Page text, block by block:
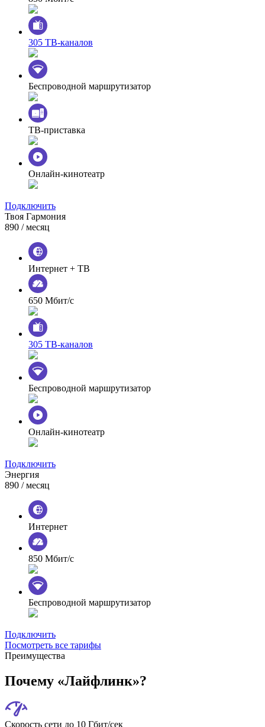
305 ТВ-каналов
Беспроводной маршрутизатор
ТВ-приставка
Онлайн-кинотеатр
Подключить
Твоя Гармония
890 / месяц
Интернет + ТВ
650 Мбит/с
305 ТВ-каналов
Беспроводной маршрутизатор
Онлайн-кинотеатр
Подключить
Энергия
890 / месяц
Интернет
850 Мбит/с
Беспроводной маршрутизатор
Подключить
Посмотреть все тарифы
Преимущества
Почему «Лайфлинк»?
Скорость сети до 10 Гбит/сек